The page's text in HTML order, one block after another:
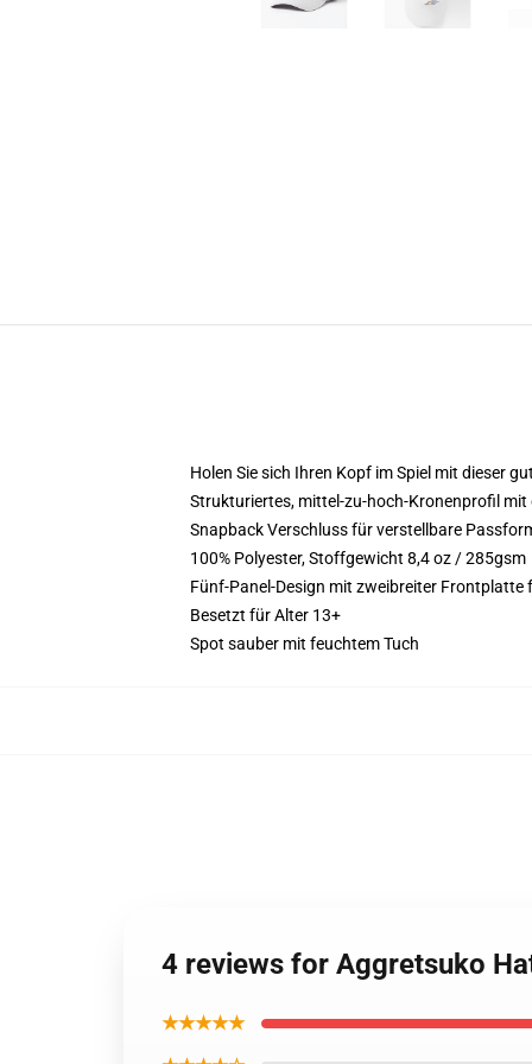
Holen Sie sich Ihren Kopf im Spiel mit dieser
Strukturiertes, mittel-zu-hoch-Kronenprofil
Snapback Verschluss für verstellbare
100% Polyester, Stoffgewicht 8,4 oz / 285gsm
Fünf-Panel-Design mit zweibreiter Frontplatte
Besetzt für Alter 13+
Spot sauber mit feuchtem Tuch
4 reviews for Aggretsuko
★★★★★